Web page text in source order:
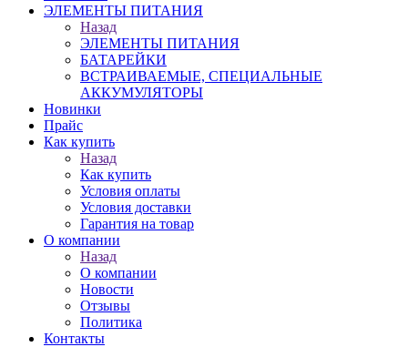
ЭЛЕМЕНТЫ ПИТАНИЯ
Назад
ЭЛЕМЕНТЫ ПИТАНИЯ
БАТАРЕЙКИ
ВСТРАИВАЕМЫЕ, СПЕЦИАЛЬНЫЕ
АККУМУЛЯТОРЫ
Новинки
Прайс
Как купить
Назад
Как купить
Условия оплаты
Условия доставки
Гарантия на товар
О компании
Назад
О компании
Новости
Отзывы
Политика
Контакты